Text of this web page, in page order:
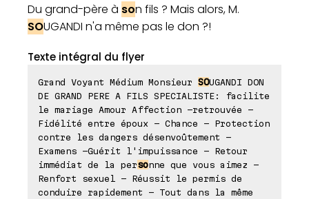
Du grand-père à son fils ? Mais alors, M.
SOUGANDI n'a même pas le don ?!
Texte intégral du flyer
Grand Voyant Médium Monsieur SOUGANDI DON
DE GRAND PERE A FILS SPECIALISTE: facilite
le mariage Amour Affection -retrouvée -
Fidélité entre époux - Chance - Protection
contre les dangers désenvoûtement -
Examens -Guérit l'impuissance - Retour
immédiat de la personne que vous aimez -
Renfort sexuel - Réussit le permis de
conduire rapidement - Tout dans la même